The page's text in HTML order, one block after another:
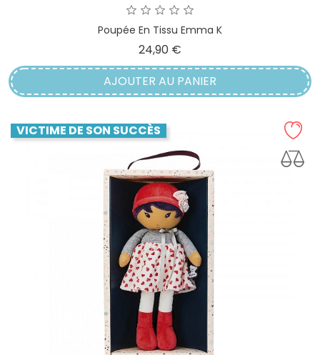
Poupée En Tissu Emma K
24,90 €
AJOUTER AU PANIER
VICTIME DE SON SUCCÈS